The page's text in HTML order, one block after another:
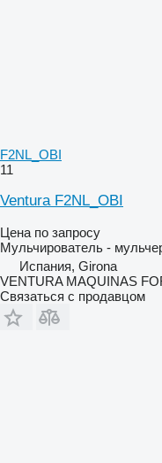
F2NL_OBI
11
Ventura F2NL_OBI
Цена по запросу
Мульчирователь -
Испания, Girona
VENTURA MAQUINAS
Связаться с продавцом